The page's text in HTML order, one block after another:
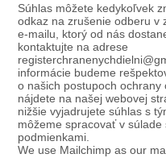
Súhlas môžete kedykoľvek
odkaz na zrušenie odberu v
e-mailu, ktorý od nás
kontaktujte na adrese
informácie budeme
o našich postupoch ochrany
nájdete na našej webovej
nižšie vyjadrujete súhlas s
môžeme spracovať v súlade
podmienkami.
We use Mailchimp as our